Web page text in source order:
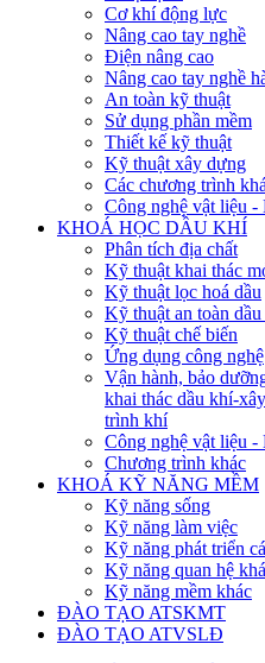
Cơ khí động lực
Nâng cao tay nghề
Điện nâng cao
Nâng cao tay nghề
An toàn kỹ thuật
Sử dụng phần mềm
Thiết kế kỹ thuật
Kỹ thuật xây dựng
Các chương trình
Công nghệ vật liệu -
KHOÁ HỌC DẦU KHÍ
Phân tích địa chất
Kỹ thuật khai thác
Kỹ thuật lọc hoá dầu
Kỹ thuật an toàn
Kỹ thuật chế biến
Ứng dụng công nghệ
Vận hành, bảo
khai thác dầu khí-
trình khí
Công nghệ vật liệu -
Chương trình khác
KHOÁ KỸ NĂNG MỀM
Kỹ năng sống
Kỹ năng làm việc
Kỹ năng phát triển
Kỹ năng quan hệ
Kỹ năng mềm khác
ĐÀO TẠO ATSKMT
ĐÀO TẠO ATVSLĐ